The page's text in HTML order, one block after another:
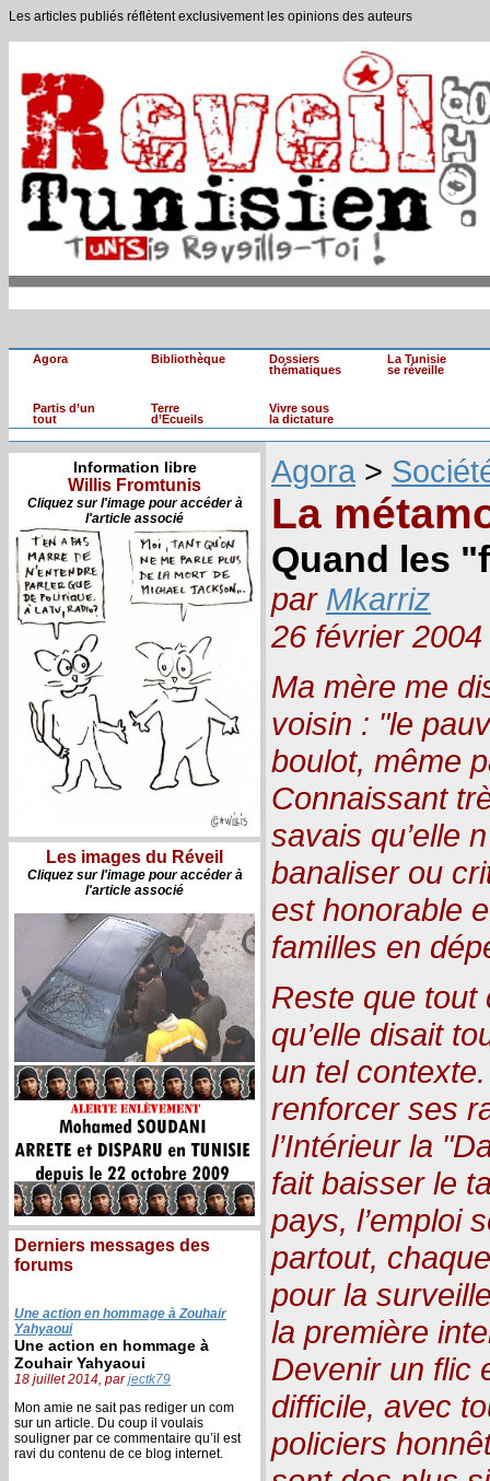
Les articles publiés réflètent exclusivement les opinions des auteurs
Agora Bibliothèque
Dossiers
thématiques
La Tunisie
se réveille
Partis d’un
tout
Terre
d’Ecueils
Vivre sous
la dictature
Information libre
Willis Fromtunis
Cliquez sur l'image pour accéder à
l'article associé
Les images du Réveil
Cliquez sur l'image pour accéder à
l'article associé
Derniers messages des
forums
Une action en hommage à Zouhair
Yahyaoui
Une action en hommage à
Zouhair Yahyaoui
18 juillet 2014, parjectk79
Mon amie ne sait pas rediger un com
sur un article. Du coup il voulais
souligner par ce commentaire qu’il est
ravi du contenu de ce blog internet.
Agora >
La
Quand les
par Mkarriz
26 février 2004
Ma mère me
voisin : "le
boulot, même
Connaissant
savais qu’elle
banaliser ou
est honorable
familles en
Reste que tout
qu’elle disait
un tel
renforcer ses
l’Intérieur la
fait baisser le
pays, l’emploi
partout,
pour la
la première
Devenir un flic
difficile, avec
policiers